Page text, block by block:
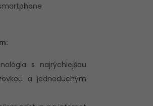
s najrýchlejšou
a jednoduchým